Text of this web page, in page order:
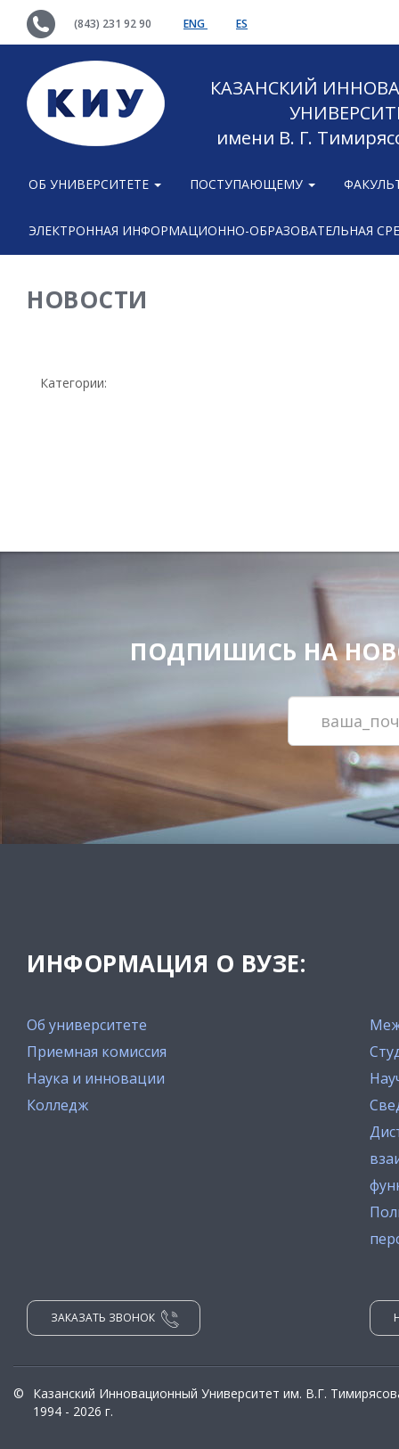
(843) 231 92 90 ENG ES
КАЗАНСКИЙ
имени В. Г.
ОБ УНИВЕРСИТЕТЕ ПОСТУПАЮЩЕМУ
ЭЛЕКТРОННАЯ ИНФОРМАЦИОННО-ОБРАЗОВАТЕЛЬНАЯ
НОВОСТИ
Категории:
ПОДПИШИСЬ НА
ИНФОРМАЦИЯ О ВУЗЕ:
Об университете
Приемная комиссия
Наука и инновации
Колледж
ЗАКАЗАТЬ ЗВОНОК
©
Казанский Инновационный Университет им. В.Г.
1994 - 2026 г.